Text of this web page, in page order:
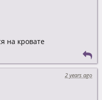
на кровате
2 years ago